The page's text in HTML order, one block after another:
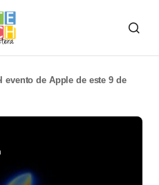
evento de Apple de este 9 de